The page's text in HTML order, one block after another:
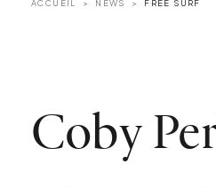
ACCUEIL NEWS FREE SURF
Coby